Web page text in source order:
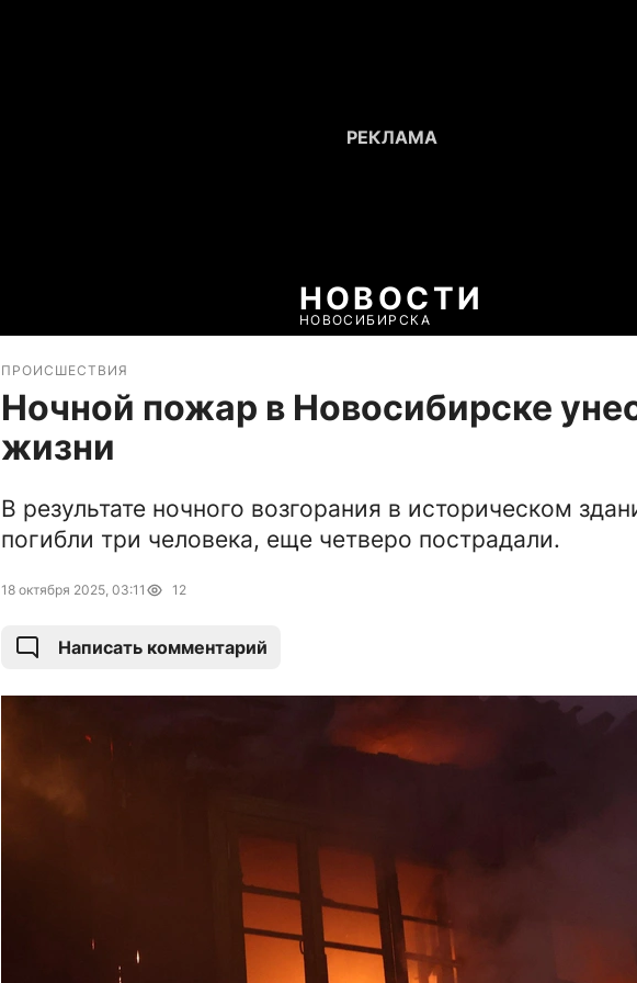
НОВОСТИ
НОВОСИБИРСКА
ПРОИСШЕСТВИЯ
Ночной пожар в Новосибирске
жизни
В результате ночного возгорания в историческом
погибли три человека, еще четверо пострадали.
18 октября 2025, 03:11 12
Написать комментарий